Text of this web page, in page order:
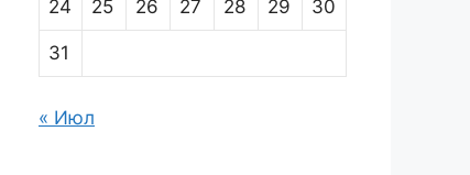
24 25 26 27 28 29 30
31
« Июл